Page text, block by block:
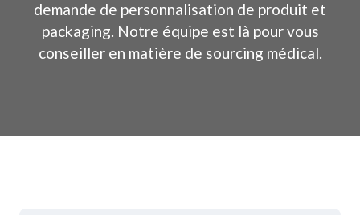
demande de personnalisation de produit et
packaging. Notre équipe est là pour vous
conseiller en matière de sourcing médical.